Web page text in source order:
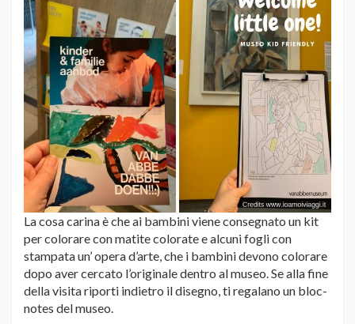
La cosa carina è che ai bambini viene consegnato un kit
per colorare con matite colorate e alcuni fogli con
stampata un’ opera d’arte, che i bambini devono colorare
dopo aver cercato l’originale dentro al museo. Se alla fine
della visita riporti indietro il disegno, ti regalano un bloc-
notes del museo.